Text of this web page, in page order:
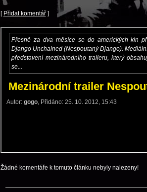
[ Přidat komentář]
Žádné komentáře k tomuto článku nebyly nalezeny!